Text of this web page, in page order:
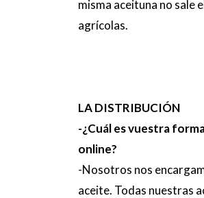
misma aceituna no sale
agrícolas.
LA DISTRIBUCIÓN
-¿Cuál es vuestra
online?
-Nosotros nos
aceite. Todas nuestras